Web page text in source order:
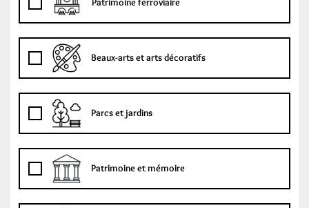
Beaux-arts et arts décoratifs
Parcs et jardins
Patrimoine et mémoire